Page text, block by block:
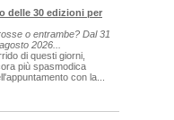
delle 30 edizioni per
o entrambe? Dal 31
2026...
di questi giorni,
più spasmodica
con la...